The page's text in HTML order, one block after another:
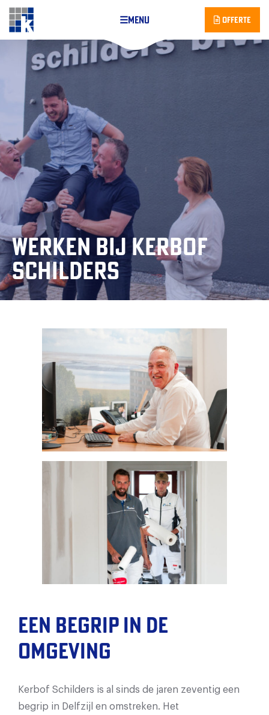
Skip
naar
content
☰menu Offerte
Werken bij Kerbof
schilders
Een begrip in de
omgeving
Kerbof Schilders is al sinds de jaren zeventig een
begrip in Delfzijl en omstreken. Het